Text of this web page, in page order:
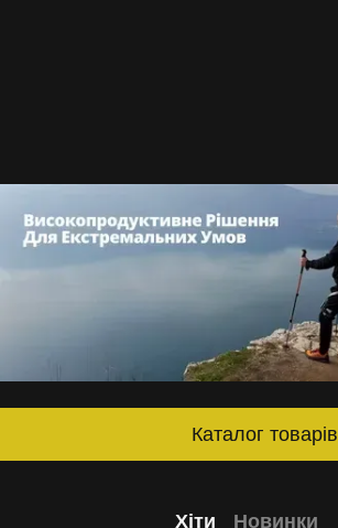
Каталог товарів
Хіти Новинки